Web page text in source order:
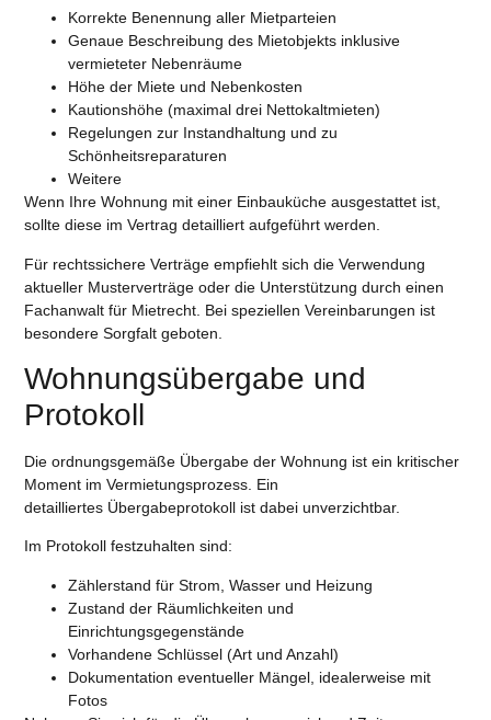
Korrekte Benennung aller Mietparteien
Genaue Beschreibung des Mietobjekts inklusive
vermieteter Nebenräume
Höhe der Miete und Nebenkosten
Kautionshöhe (maximal drei Nettokaltmieten)
Regelungen zur Instandhaltung und zu
Schönheitsreparaturen
Weitere
Wenn Ihre Wohnung mit einer Einbauküche ausgestattet ist,
sollte diese im Vertrag detailliert aufgeführt werden.
Für rechtssichere Verträge empfiehlt sich die Verwendung
aktueller Musterverträge oder die Unterstützung durch einen
Fachanwalt für Mietrecht. Bei speziellen Vereinbarungen ist
besondere Sorgfalt geboten.
Wohnungsübergabe und
Protokoll
Die ordnungsgemäße Übergabe der Wohnung ist ein kritischer
Moment im Vermietungsprozess. Ein
detailliertes Übergabeprotokoll ist dabei unverzichtbar.
Im Protokoll festzuhalten sind:
Zählerstand für Strom, Wasser und Heizung
Zustand der Räumlichkeiten und
Einrichtungsgegenstände
Vorhandene Schlüssel (Art und Anzahl)
Dokumentation eventueller Mängel, idealerweise mit
Fotos